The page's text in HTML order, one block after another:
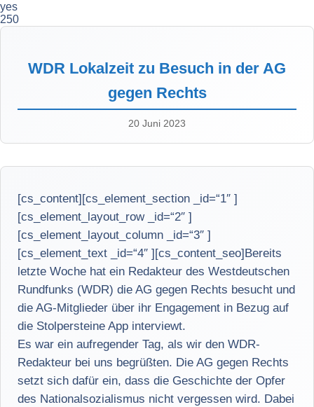
yes
250
WDR Lokalzeit zu Besuch in der AG
gegen Rechts
20 Juni 2023
[cs_content][cs_element_section _id=“1″ ]
[cs_element_layout_row _id=“2″ ]
[cs_element_layout_column _id=“3″ ]
[cs_element_text _id=“4″ ][cs_content_seo]Bereits
letzte Woche hat ein Redakteur des Westdeutschen
Rundfunks (WDR) die AG gegen Rechts besucht und
die AG-Mitglieder über ihr Engagement in Bezug auf
die Stolpersteine App interviewt.
Es war ein aufregender Tag, als wir den WDR-
Redakteur bei uns begrüßten. Die AG gegen Rechts
setzt sich dafür ein, dass die Geschichte der Opfer
des Nationalsozialismus nicht vergessen wird. Dabei